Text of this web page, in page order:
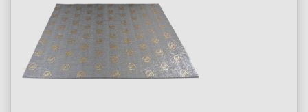
Контакты
Акции